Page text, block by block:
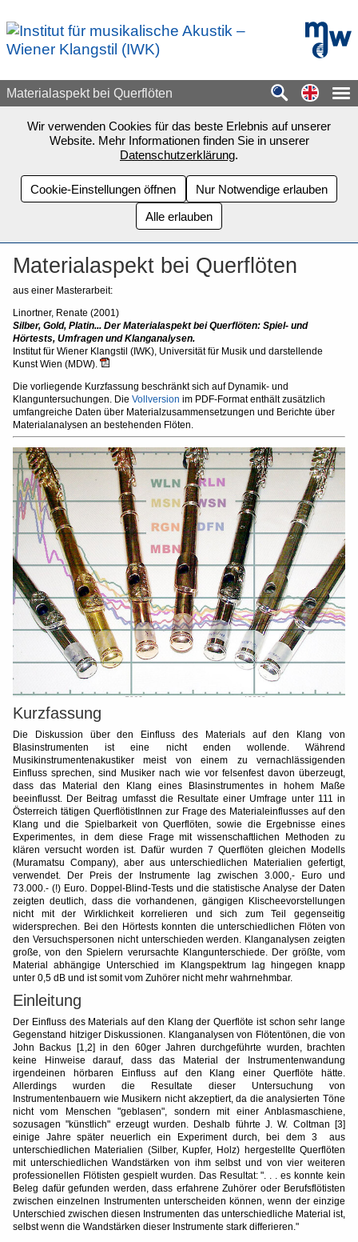
mdw -
Materialaspekt bei Querflöten
Wir verwenden Cookies für das beste Erlebnis auf unserer
Website. Mehr Informationen finden Sie in unserer
Datenschutzerklärung.
Cookie-Einstellungen öffnen
Nur Notwendige erlauben
Alle erlauben
Materialaspekt bei Querflöten
aus einer Masterarbeit:
Linortner, Renate (2001)
Silber, Gold, Platin... Der Materialaspekt bei Querflöten: Spiel- und
Hörtests, Umfragen und Klanganalysen.
Institut für Wiener Klangstil (IWK), Universität für Musik und darstellende
Kunst Wien (MDW).
Die vorliegende Kurzfassung beschränkt sich auf Dynamik- und
Klanguntersuchungen. Die Vollversion im PDF-Format enthält zusätzlich
umfangreiche Daten über Materialzusammensetzungen und Berichte über
Materialanalysen an bestehenden Flöten.
Kurzfassung
Die Diskussion über den Einfluss des Materials auf den Klang von
Blasinstrumenten ist eine nicht enden wollende. Während
Musikinstrumentenakustiker meist von einem zu vernachlässigenden
Einfluss sprechen, sind Musiker nach wie vor felsenfest davon überzeugt,
dass das Material den Klang eines Blasinstrumentes in hohem Maße
beeinflusst. Der Beitrag umfasst die Resultate einer Umfrage unter 111 in
Österreich tätigen QuerflötistInnen zur Frage des Materialeinflusses auf den
Klang und die Spielbarkeit von Querflöten, sowie die Ergebnisse eines
Experimentes, in dem diese Frage mit wissenschaftlichen Methoden zu
klären versucht worden ist. Dafür wurden 7 Querflöten gleichen Modells
(Muramatsu Company), aber aus unterschiedlichen Materialien gefertigt,
verwendet. Der Preis der Instrumente lag zwischen 3.000,- Euro und
73.000.- (!) Euro. Doppel-Blind-Tests und die statistische Analyse der Daten
zeigten deutlich, dass die vorhandenen, gängigen Klischeevorstellungen
nicht mit der Wirklichkeit korrelieren und sich zum Teil gegenseitig
widersprechen. Bei den Hörtests konnten die unterschiedlichen Flöten von
den Versuchspersonen nicht unterschieden werden. Klanganalysen zeigten
große, von den Spielern verursachte Klangunterschiede. Der größte, vom
Material abhängige Unterschied im Klangspektrum lag hingegen knapp
unter 0,5 dB und ist somit vom Zuhörer nicht mehr wahrnehmbar.
Einleitung
Der Einfluss des Materials auf den Klang der Querflöte ist schon sehr lange
Gegenstand hitziger Diskussionen. Klanganalysen von Flötentönen, die von
John Backus [1,2] in den 60ger Jahren durchgeführte wurden, brachten
keine Hinweise darauf, dass das Material der Instrumentenwandung
irgendeinen hörbaren Einfluss auf den Klang einer Querflöte hätte.
Allerdings wurden die Resultate dieser Untersuchung von
Instrumentenbauern wie Musikern nicht akzeptiert, da die analysierten Töne
nicht vom Menschen "geblasen", sondern mit einer Anblasmaschiene,
sozusagen "künstlich" erzeugt wurden. Deshalb führte J. W. Coltman [3]
einige Jahre später neuerlich ein Experiment durch, bei dem 3 aus
unterschiedlichen Materialien (Silber, Kupfer, Holz) hergestellte Querflöten
mit unterschiedlichen Wandstärken von ihm selbst und von vier weiteren
professionellen Flötisten gespielt wurden. Das Resultat: ". . . es konnte kein
Beleg dafür gefunden werden, dass erfahrene Zuhörer oder Berufsflötisten
zwischen einzelnen Instrumenten unterscheiden können, wenn der einzige
Unterschied zwischen diesen Instrumenten das unterschiedliche Material ist,
selbst wenn die Wandstärken dieser Instrumente stark differieren."